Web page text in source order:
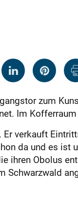
zum
Im
verkauft
da und es ist
ihren Obolus
Schwarzwald